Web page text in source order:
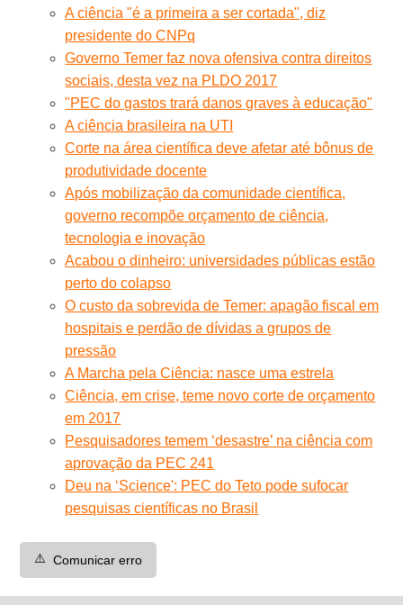
A ciência "é a primeira a ser cortada", diz
presidente do CNPq
Governo Temer faz nova ofensiva contra direitos
sociais, desta vez na PLDO 2017
"PEC do gastos trará danos graves à educação"
A ciência brasileira na UTI
Corte na área científica deve afetar até bônus de
produtividade docente
Após mobilização da comunidade científica,
governo recompõe orçamento de ciência,
tecnologia e inovação
Acabou o dinheiro: universidades públicas estão
perto do colapso
O custo da sobrevida de Temer: apagão fiscal em
hospitais e perdão de dívidas a grupos de
pressão
A Marcha pela Ciência: nasce uma estrela
Ciência, em crise, teme novo corte de orçamento
em 2017
Pesquisadores temem ‘desastre’ na ciência com
aprovação da PEC 241
Deu na ‘Science': PEC do Teto pode sufocar
pesquisas científicas no Brasil
⚠️ Comunicar erro